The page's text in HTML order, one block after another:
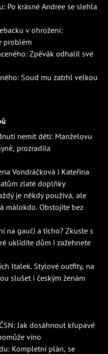
Po krásné Andree se slehla
v ohrožení:
problém
Zpěvák odhalil své
Soud mu zatrhl velkou
nemít děti: Manželovu
prozradila
Vondráčková i Kateřina
zlaté doplňky
je někdy používá, ale
málokdo. Obstojíte bez
na gauči a ticho? Zkuste s
uklidíte dům i zažehnete
Italek. Stylové outfity, na
slušet i českým ženám
Jak dosáhnout křupavé
víno
Kompletní plán, se